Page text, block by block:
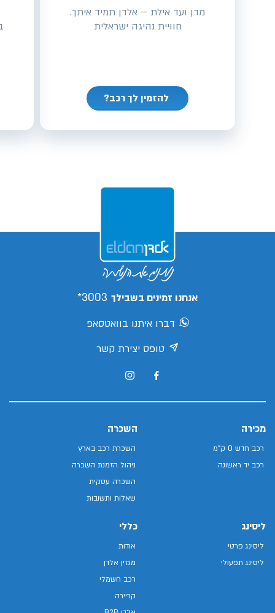
מדן ועד אילת – אלדן תמיד איתך.
חוויית נהיגה ישראלית
להזמין לך רכב?
אנחנו זמינים בשבילך 3003*
דברו איתנו בוואטסאפ
טופס יצירת קשר
מכירה
רכב חדש 0 ק"מ
רכב יד ראשונה
השכרה
השכרת רכב בארץ
ניהול הזמנת השכרה
השכרה עסקית
שאלות ותשובות
ליסינג
ליסינג פרטי
ליסינג תפעולי
כללי
אודות
מגזין אלדן
רכב חשמלי
קריירה